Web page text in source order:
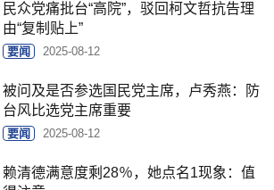
民众党痛批台“高院”，驳回柯文哲抗告理
由“复制贴上”
要闻 2025-08-12
被问及是否参选国民党主席，卢秀燕：防
台风比选党主席重要
要闻 2025-08-12
赖清德满意度剩28％，她点名1现象：值